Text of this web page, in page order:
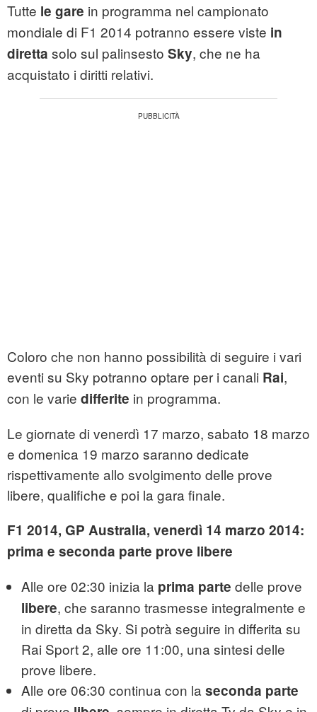
Tutte le gare in programma nel campionato
mondiale di F1 2014 potranno essere viste in
diretta solo sul palinsesto Sky, che ne ha
acquistato i diritti relativi.
Coloro che non hanno possibilità di seguire i vari
eventi su Sky potranno optare per i canali Rai,
con le varie differite in programma.
Le giornate di venerdì 17 marzo, sabato 18 marzo
e domenica 19 marzo saranno dedicate
rispettivamente allo svolgimento delle prove
libere, qualifiche e poi la gara finale.
F1 2014, GP Australia, venerdì 14 marzo 2014:
prima e seconda parte prove libere
Alle ore 02:30 inizia la prima parte delle prove
libere, che saranno trasmesse integralmente e
in diretta da Sky. Si potrà seguire in differita su
Rai Sport 2, alle ore 11:00, una sintesi delle
prove libere.
Alle ore 06:30 continua con la seconda parte